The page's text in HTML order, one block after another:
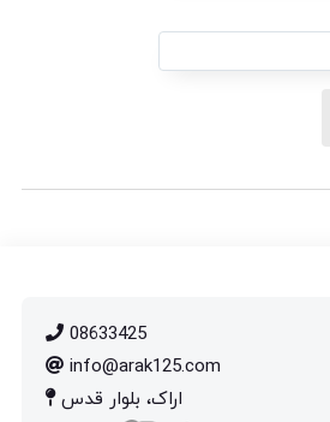
08633425
info@arak125.com
اراک، بلوار قدس